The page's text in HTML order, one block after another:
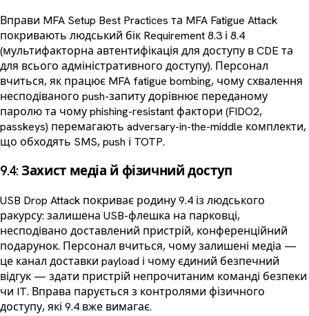
Вправи MFA Setup Best Practices та MFA Fatigue Attack
покривають людський бік Requirement 8.3 і 8.4
(мультифакторна автентифікація для доступу в CDE та
для всього адміністративного доступу). Персонал
вчиться, як працює MFA fatigue bombing, чому схвалення
несподіваного push-запиту дорівнює переданому
паролю та чому phishing-resistant фактори (FIDO2,
passkeys) перемагають adversary-in-the-middle комплекти,
що обходять SMS, push і TOTP.
9.4: Захист медіа й фізичний доступ
USB Drop Attack покриває родину 9.4 із людського
ракурсу: залишена USB-флешка на парковці,
несподівано доставлений пристрій, конференційний
подарунок. Персонал вчиться, чому залишені медіа —
це канал доставки payload і чому єдиний безпечний
відгук — здати пристрій непрочитаним команді безпеки
чи IT. Вправа парується з контролями фізичного
доступу, які 9.4 вже вимагає.